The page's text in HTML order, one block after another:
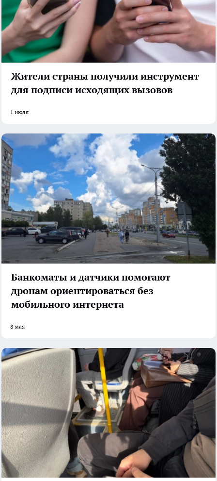
Жители страны получили инструмент
для подписи исходящих вызовов
1 июля
Банкоматы и датчики помогают
дронам ориентироваться без
мобильного интернета
8 мая